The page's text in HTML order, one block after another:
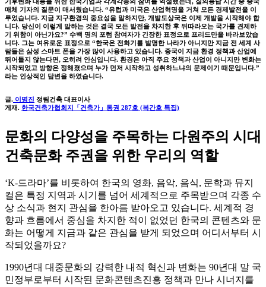
매체 기자의 질문이 매서웠습니다. “유럽과 미국은 산업혁명을 거쳐 모든 경제발전을 이
루었습니다. 지금 지구환경의 중요성을 말하지만, 개발도상국은 이제 개발을 시작해야 합
니다. 당신이 이렇게 말하는 것은 결국 모든 발전을 차지한 후 뒤따라오는 국가를 견제하
기 위함이 아닌가요?” 수백 명의 포럼 참여자가 긴장한 표정으로 프리드만을 바라보았습
니다. 그는 여유로운 표정으로 “한국은 전화기를 발명한 나라가 아니지만 지금 전 세계 사
람들은 삼성 스마트 폰을 가장 많이 사용하고 있습니다. 중국이 지금 환경 정책과 산업에
뛰어들지 않는다면, 오히려 안심입니다. 환경은 아직 주요 정책과 산업이 아니지만 변화는
시작되었고 방향은 정해졌으며 누가 먼저 시작하고 성취하느냐의 문제이기 때문입니다.”
라는 인상적인 답변을 하였습니다.
글. 이명진 정림건축 대표이사
게재. 한국건축가협회지「건축가」통권 287호 (복간호 특집)
문화의 다양성을 주목하는 다원주의 시대
건축문화 주권을 위한 우리의 역할
‘K-드라마’를 비롯하여 한국의 영화, 음악, 음식, 문학과 뮤지
컬은 특정 지역과 시기를 넘어 세계적으로 주목받으며 각종 수
상 소식과 현지 관심을 한아름 받아오고 있습니다. 세계적 경
향과 흐름에서 중심을 차지한 적이 없었던 한국의 콘텐츠와 문
화는 어떻게 지금과 같은 관심을 받게 되었으며 어디서부터 시
작되었을까요?
1990년대 대중문화의 강력한 내적 혁신과 변화는 90년대 말 국
민정부로부터 시작된 문화콘텐츠진흥 정책과 만나 시너지를